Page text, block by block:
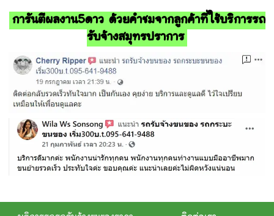
การันตีผลงาน5ดาว ด้วยคำชมจากลูกค้าที่ใช้บริการรถ
รับจ้างสมุทรปราการ